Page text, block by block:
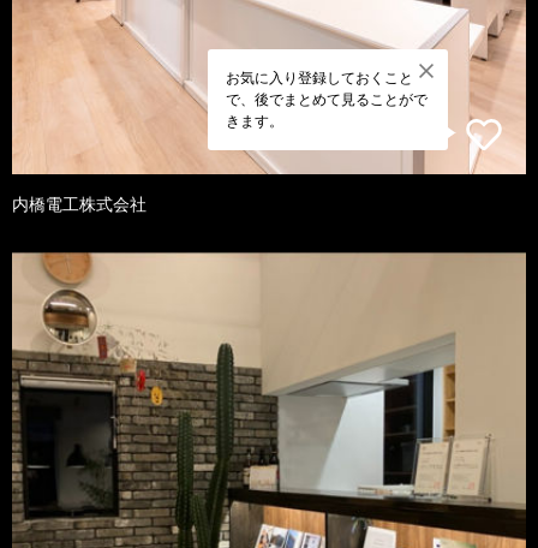
お気に入り登録しておくこと
で、後でまとめて見ることがで
きます。
内橋電工株式会社